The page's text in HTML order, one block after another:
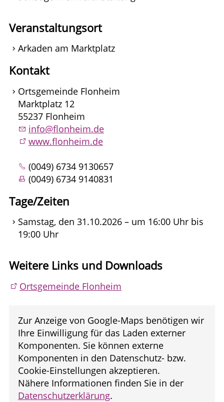
Veranstaltungsort
Arkaden am Marktplatz
Kontakt
Ortsgemeinde Flonheim
Marktplatz 12
55237 Flonheim
info@flonheim.de
www.flonheim.de
(0049) 6734 9130657
(0049) 6734 9140831
Tage/Zeiten
Samstag, den 31.10.2026 – um 16:00 Uhr bis
19:00 Uhr
Weitere Links und Downloads
Ortsgemeinde Flonheim
Zur Anzeige von Google-Maps benötigen wir
Ihre Einwilligung für das Laden externer
Komponenten. Sie können externe
Komponenten in den Datenschutz- bzw.
Cookie-Einstellungen akzeptieren.
Nähere Informationen finden Sie in der
Datenschutzerklärung.